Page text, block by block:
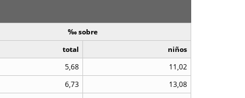
‰ sobre
total
niños
5,68
11,02
6,73
13,08